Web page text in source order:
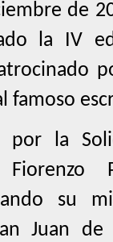
de
la IV
famoso
por la
su
Juan